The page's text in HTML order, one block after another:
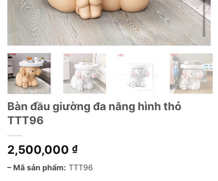
Bàn đầu giường đa năng hình thỏ
TTT96
2,500,000 ₫
– Mã sản phẩm: TTT96